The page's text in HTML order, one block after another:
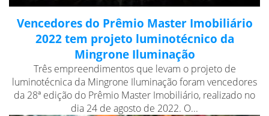
Vencedores do Prêmio Master Imobiliário
2022 tem projeto luminotécnico da
Mingrone Iluminação
Três empreendimentos que levam o projeto de
luminotécnica da Mingrone Iluminação foram vencedores
da 28ª edição do Prêmio Master Imobiliário, realizado no
dia 24 de agosto de 2022. O...